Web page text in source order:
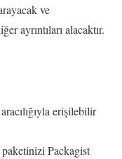
ve
ayrıntıları alacaktır.
erişilebilir
paketinizi Packagist